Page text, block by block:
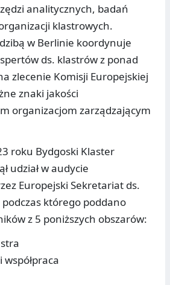
analitycznych, badań
klastrowych.
w Berlinie koordynuje
ds. klastrów z ponad
zlecenie Komisji Europejskiej
znaki jakości
organizacjom zarządzającym
roku Bydgoski Klaster
udział w audycie
Europejski Sekretariat ds.
którego poddano
z 5 poniższych obszarów: